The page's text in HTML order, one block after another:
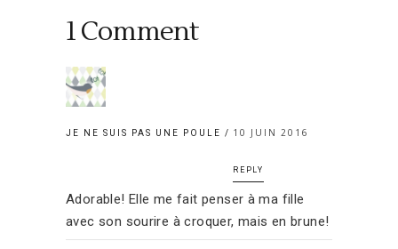
1 Comment
JE NE SUIS PAS UNE POULE 10 JUIN 2016
REPLY
Adorable! Elle me fait penser à ma fille
avec son sourire à croquer, mais en brune!